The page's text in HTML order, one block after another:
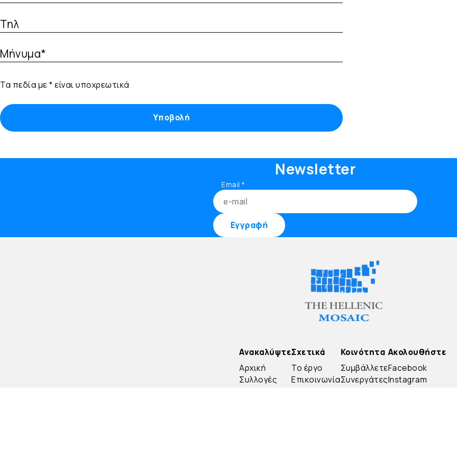
Τηλ
Μήνυμα*
Τα πεδία με * είναι υποχρεωτικά
Υποβολή
Newsletter
Email*
Ανακαλύψτε
Αρχική
Συλλογές
Σχετικά
Το έργο
Επικοινωνία
Κοινότητα
Συμβάλλετε
Συνεργάτες
Ακολουθήστε
Facebook
Instagram